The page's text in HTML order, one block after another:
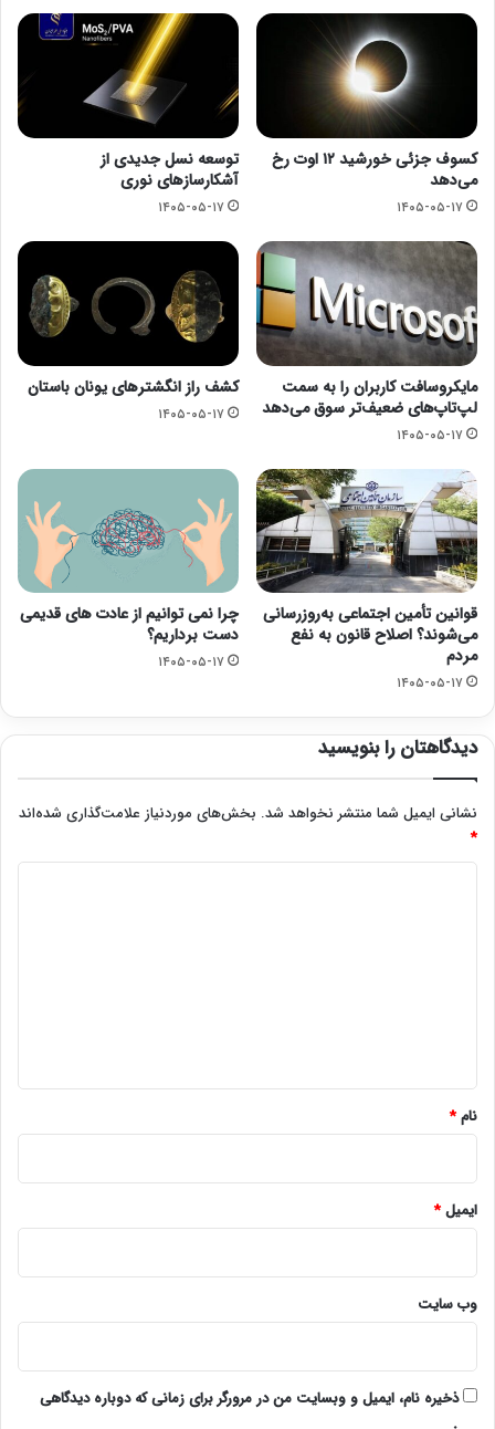
کسوف جزئی خورشید ۱۲ اوت رخ
می‌دهد
۱۴۰۵-۰۵-۱۷
توسعه نسل جدیدی از
آشکارسازهای نوری
۱۴۰۵-۰۵-۱۷
مایکروسافت کاربران را به سمت
لپ‌تاپ‌های ضعیف‌تر سوق می‌دهد
۱۴۰۵-۰۵-۱۷
کشف راز انگشترهای یونان باستان
۱۴۰۵-۰۵-۱۷
قوانین تأمین اجتماعی به‌روزرسانی
می‌شوند؟ اصلاح قانون به نفع
مردم
۱۴۰۵-۰۵-۱۷
چرا نمی توانیم از عادت های قدیمی
دست برداریم؟
۱۴۰۵-۰۵-۱۷
دیدگاهتان را بنویسید
نشانی ایمیل شما منتشر نخواهد شد. بخش‌های موردنیاز علامت‌گذاری شده‌اند
*
نام*
ایمیل*
وب‌ سایت
ذخیره نام، ایمیل و وبسایت من در مرورگر برای زمانی که دوباره دیدگاهی